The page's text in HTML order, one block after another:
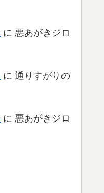
に 悪あがきジロ
に 通りすがりの
に 悪あがきジロ